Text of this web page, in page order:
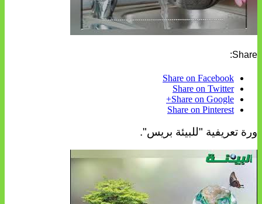
Share:
Share on Facebook
Share on Twitter
Share on Google+
Share on Pinterest
ورة تعريفية "للبيئة بريس".